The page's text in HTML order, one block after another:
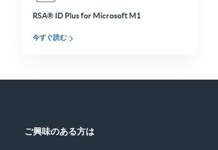
RSA® ID Plus for Microsoft M1
今すぐ読む
ご興味のある方は